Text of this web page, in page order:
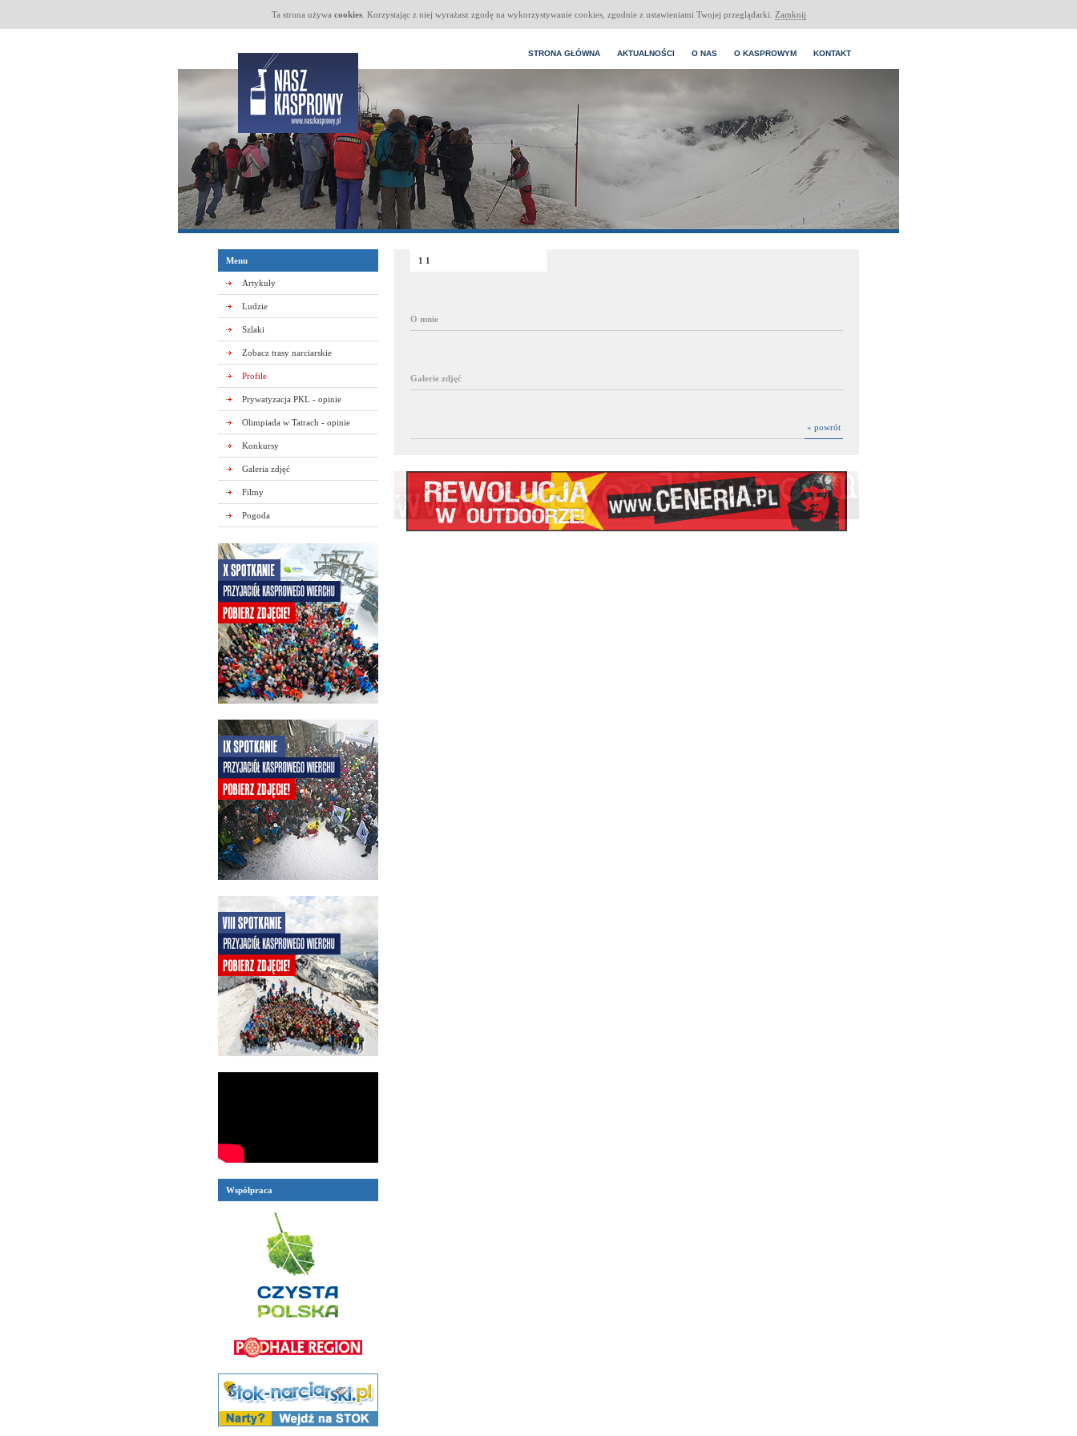
Ta strona używa cookies. Korzystając z niej wyrażasz zgodę na wykorzystywanie cookies, zgodnie z ustawieniami Twojej przeglądarki. Zamknij
STRONA GŁÓWNA AKTUALNOŚCI O NAS O KASPROWYM KONTAKT
Menu
Artykuły
Ludzie
Szlaki
Zobacz trasy narciarskie
Profile
Prywatyzacja PKL - opinie
Olimpiada w Tatrach - opinie
Konkursy
Galeria zdjęć
Filmy
Pogoda
Współpraca
1 1
O mnie
Galerie zdjęć
« powrót